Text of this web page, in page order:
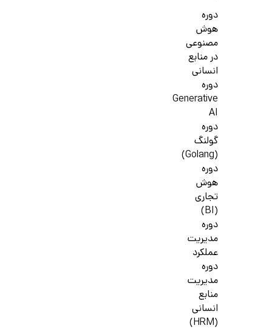
دوره
هوش
مصنوعی
در منابع
انسانی
دوره
Generative
AI
دوره
گولنگ
(Golang)
دوره
هوش
تجاری
(BI)
دوره
مدیریت
عملکرد
دوره
مدیریت
منابع
انسانی
(HRM)